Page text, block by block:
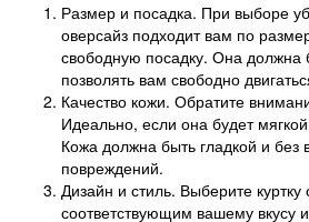
Размер и посадка. При выборе
оверсайз подходит вам по
свободную посадку. Она должна
позволять вам свободно
Качество кожи. Обратите
Идеально, если она будет
Кожа должна быть гладкой и
повреждений.
Дизайн и стиль. Выберите
соответствующим вашему вкусу